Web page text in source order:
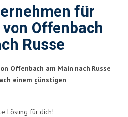
für
Offenbach
Russe
Offenbach am Main nach Russe
einem günstigen
Lösung für dich!